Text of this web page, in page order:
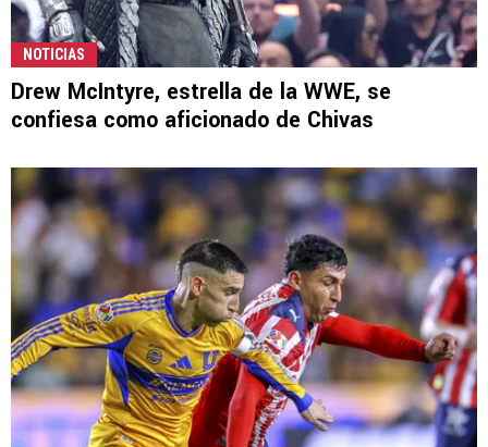
NOTICIAS
Drew McIntyre, estrella de la WWE, se
confiesa como aficionado de Chivas